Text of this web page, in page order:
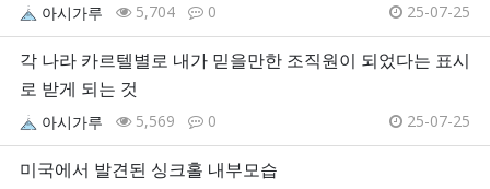
아시가루 5,704 0 25-07-25
각 나라 카르텔별로 내가 믿을만한 조직원이 되었다는 표시
로 받게 되는 것
아시가루 5,569 0 25-07-25
미국에서 발견된 싱크홀 내부모습